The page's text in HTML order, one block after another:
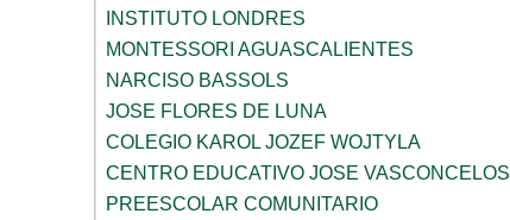
INSTITUTO LONDRES
MONTESSORI AGUASCALIENTES
NARCISO BASSOLS
JOSE FLORES DE LUNA
COLEGIO KAROL JOZEF WOJTYLA
CENTRO EDUCATIVO JOSE VASCONCELOS
PREESCOLAR COMUNITARIO